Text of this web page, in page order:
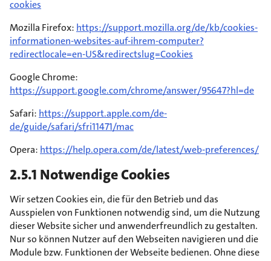
cookies
Mozilla Firefox: https://support.mozilla.org/de/kb/cookies-
informationen-websites-auf-ihrem-computer?
redirectlocale=en-US&redirectslug=Cookies
Google Chrome:
https://support.google.com/chrome/answer/95647?hl=de
Safari: https://support.apple.com/de-
de/guide/safari/sfri11471/mac
Opera: https://help.opera.com/de/latest/web-preferences/
2.5.1 Notwendige Cookies
Wir setzen Cookies ein, die für den Betrieb und das
Ausspielen von Funktionen notwendig sind, um die Nutzung
dieser Website sicher und anwenderfreundlich zu gestalten.
Nur so können Nutzer auf den Webseiten navigieren und die
Module bzw. Funktionen der Webseite bedienen. Ohne diese